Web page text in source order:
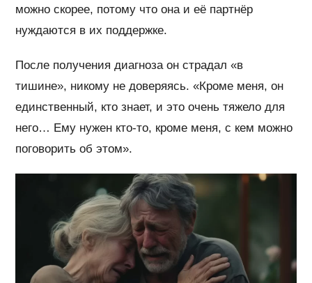
можно скорее, потому что она и её партнёр
нуждаются в их поддержке.
После получения диагноза он страдал «в
тишине», никому не доверяясь. «Кроме меня, он
единственный, кто знает, и это очень тяжело для
него… Ему нужен кто-то, кроме меня, с кем можно
поговорить об этом».